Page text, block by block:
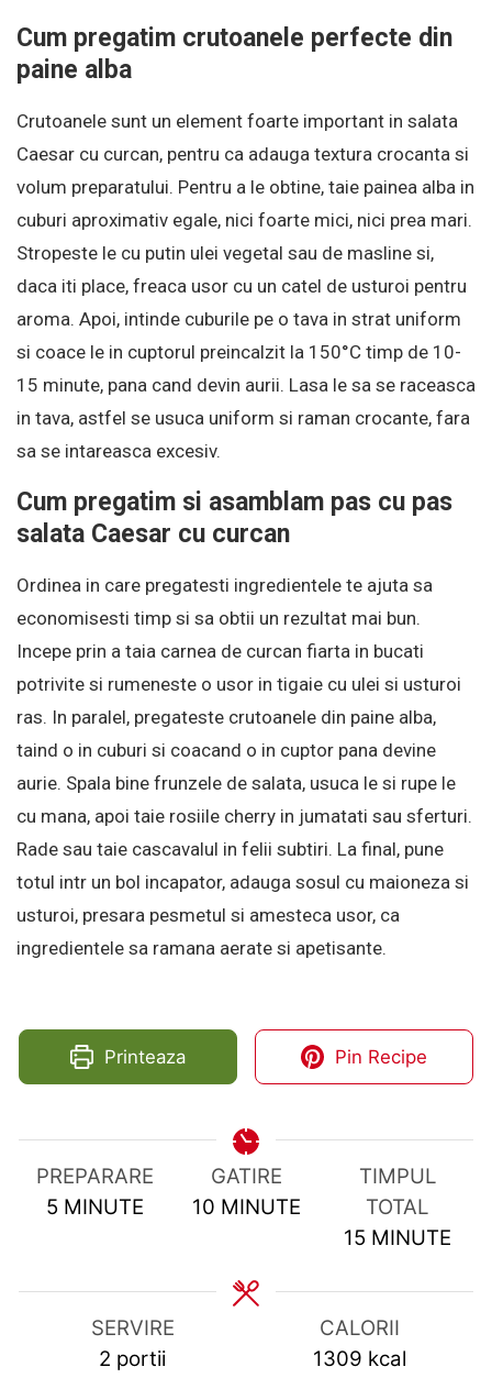
Cum pregatim crutoanele perfecte din
paine alba
Crutoanele sunt un element foarte important in salata
Caesar cu curcan, pentru ca adauga textura crocanta si
volum preparatului. Pentru a le obtine, taie painea alba in
cuburi aproximativ egale, nici foarte mici, nici prea mari.
Stropeste le cu putin ulei vegetal sau de masline si,
daca iti place, freaca usor cu un catel de usturoi pentru
aroma. Apoi, intinde cuburile pe o tava in strat uniform
si coace le in cuptorul preincalzit la 150°C timp de 10-
15 minute, pana cand devin aurii. Lasa le sa se raceasca
in tava, astfel se usuca uniform si raman crocante, fara
sa se intareasca excesiv.
Cum pregatim si asamblam pas cu pas
salata Caesar cu curcan
Ordinea in care pregatesti ingredientele te ajuta sa
economisesti timp si sa obtii un rezultat mai bun.
Incepe prin a taia carnea de curcan fiarta in bucati
potrivite si rumeneste o usor in tigaie cu ulei si usturoi
ras. In paralel, pregateste crutoanele din paine alba,
taind o in cuburi si coacand o in cuptor pana devine
aurie. Spala bine frunzele de salata, usuca le si rupe le
cu mana, apoi taie rosiile cherry in jumatati sau sferturi.
Rade sau taie cascavalul in felii subtiri. La final, pune
totul intr un bol incapator, adauga sosul cu maioneza si
usturoi, presara pesmetul si amesteca usor, ca
ingredientele sa ramana aerate si apetisante.
Printeaza Pin Recipe
PREPARARE
5MINUTES
MINUTE
GATIRE
10MINUTES
MINUTE
TIMPUL
TOTAL
15 MINUTES
MINUTE
SERVIRE
2 portii
CALORII
1309 kcal